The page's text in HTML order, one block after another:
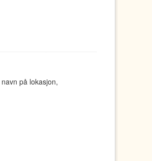
på lokasjon,